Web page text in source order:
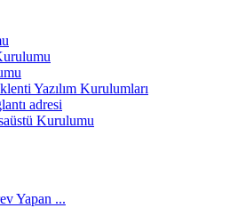
Yazılım Kurulumları
adresi
Kurulumu
Yapan ...